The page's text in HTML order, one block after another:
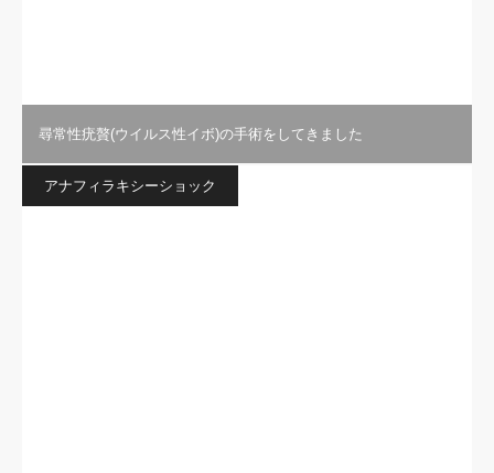
尋常性疣贅(ウイルス性イボ)の手術をしてきました
アナフィラキシーショック